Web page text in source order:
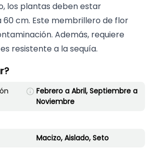
los plantas deben estar
60 cm. Este membrillero de flor
Además, requiere
resistente a la sequía.
Febrero a Abril, Septiembre a
Noviembre
Macizo, Aislado, Seto